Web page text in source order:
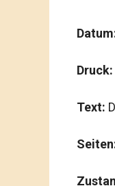
Druck:
Text: D